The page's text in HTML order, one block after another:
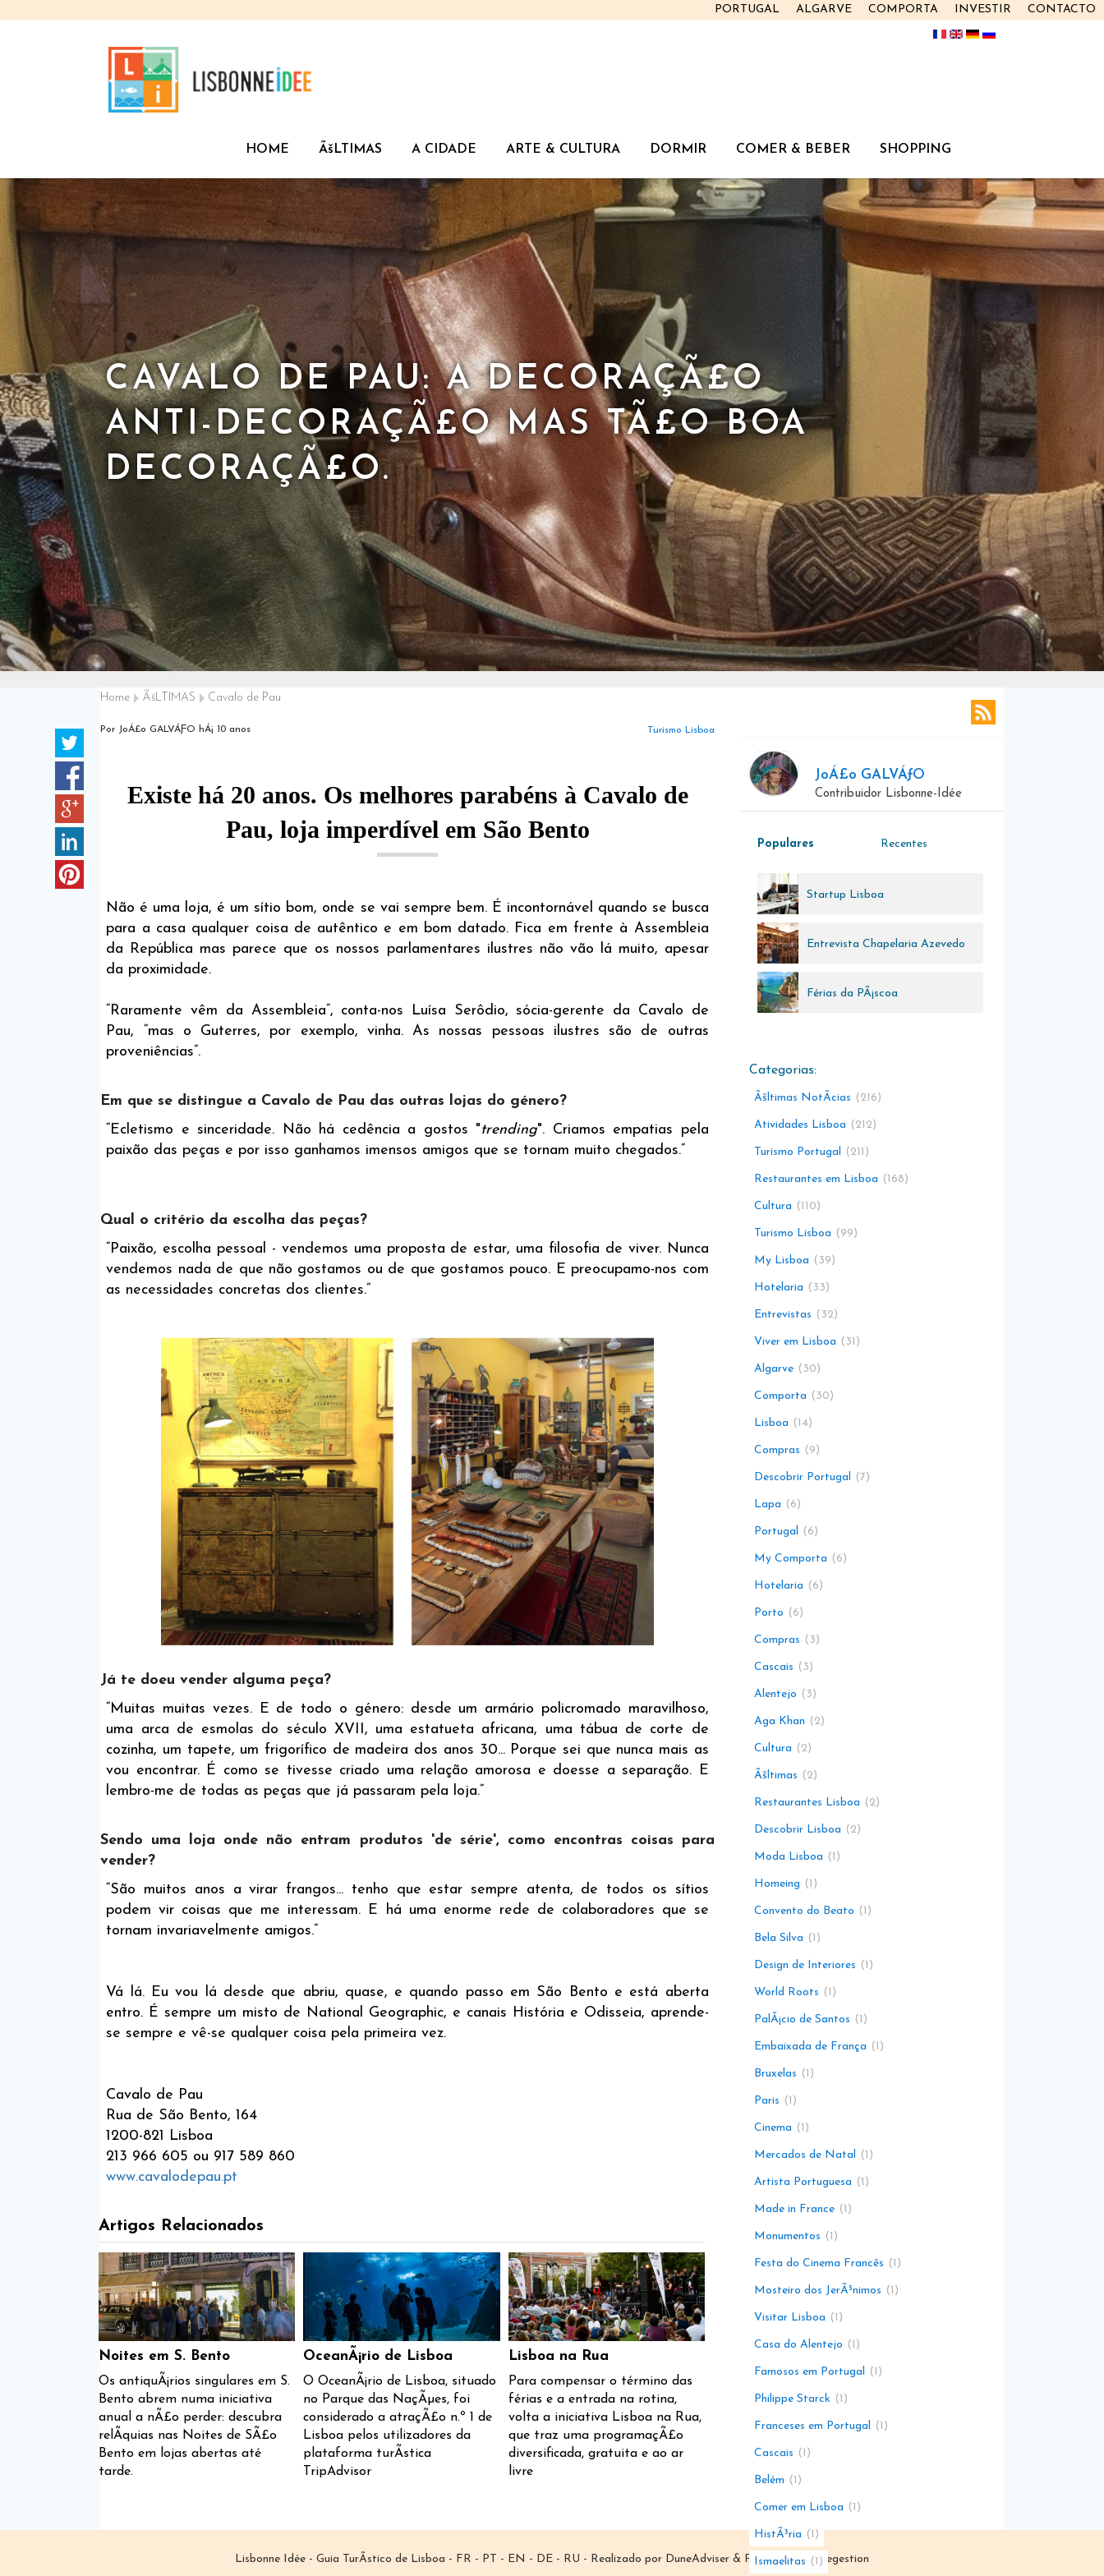
CONTACTO
INVESTIR
COMPORTA
ALGARVE
PORTUGAL
HOME ÃšLTIMAS A CIDADE ARTE & CULTURA DORMIR COMER & BEBER SHOPPING
CAVALO DE PAU: A DECORAÇÃ£O
ANTI-DECORAÇÃ£O MAS TÃ£O BOA
DECORAÇÃ£O.
Home ÃšLTIMAS Cavalo de Pau
Por JoÁ£o GALVÁƑO hÁ¡ 10 anos Turismo Lisboa
Existe há 20 anos. Os melhores parabéns à Cavalo de
Pau, loja imperdível em São Bento
Não é uma loja, é um sítio bom, onde se vai sempre bem. É incontornável quando se busca
para a casa qualquer coisa de autêntico e em bom datado. Fica em frente à Assembleia
da República mas parece que os nossos parlamentares ilustres não vão lá muito, apesar
da proximidade.
“Raramente vêm da Assembleia”, conta-nos Luísa Serôdio, sócia-gerente da Cavalo de
Pau, “mas o Guterres, por exemplo, vinha. As nossas pessoas ilustres são de outras
proveniências”.
Em que se distingue a Cavalo de Pau das outras lojas do género?
“Ecletismo e sinceridade. Não há cedência a gostos "trending". Criamos empatias pela
paixão das peças e por isso ganhamos imensos amigos que se tornam muito chegados.”
Qual o critério da escolha das peças?
“Paixão, escolha pessoal - vendemos uma proposta de estar, uma filosofia de viver. Nunca
vendemos nada de que não gostamos ou de que gostamos pouco. E preocupamo-nos com
as necessidades concretas dos clientes.”
Já te doeu vender alguma peça?
“Muitas muitas vezes. E de todo o género: desde um armário policromado maravilhoso,
uma arca de esmolas do século XVII, uma estatueta africana, uma tábua de corte de
cozinha, um tapete, um frigorífico de madeira dos anos 30... Porque sei que nunca mais as
vou encontrar. É como se tivesse criado uma relação amorosa e doesse a separação. E
lembro-me de todas as peças que já passaram pela loja.”
Sendo uma loja onde não entram produtos 'de série', como encontras coisas para
vender?
“São muitos anos a virar frangos... tenho que estar sempre atenta, de todos os sítios
podem vir coisas que me interessam. E há uma enorme rede de colaboradores que se
tornam invariavelmente amigos.”
Vá lá. Eu vou lá desde que abriu, quase, e quando passo em São Bento e está aberta
entro. É sempre um misto de National Geographic, e canais História e Odisseia, aprende-
se sempre e vê-se qualquer coisa pela primeira vez.
Cavalo de Pau
Rua de São Bento, 164
1200-821 Lisboa
213 966 605 ou 917 589 860
www.cavalodepau.pt
Artigos Relacionados
Noites em S. Bento
Os antiquÃ¡rios singulares em S.
Bento abrem numa iniciativa
anual a nÃ£o perder: descubra
relÃ­quias nas Noites de SÃ£o
Bento em lojas abertas até
tarde.
OceanÃ¡rio de Lisboa
O OceanÃ¡rio de Lisboa, situado
no Parque das NaçÃµes, foi
considerado a atraçÃ£o n.º 1 de
Lisboa pelos utilizadores da
plataforma turÃ­stica
TripAdvisor
Lisboa na Rua
Para compensar o término das
férias e a entrada na rotina,
volta a iniciativa Lisboa na Rua,
que traz uma programaçÃ£o
diversificada, gratuita e ao ar
livre
JoÁ£o GALVÁƒO
Contribuidor Lisbonne-Idée
Populares Recentes
Startup Lisboa
Entrevista Chapelaria Azevedo
Rua
Férias da PÃ¡scoa
Ãšltimas NotÃ­cias 216
Atividades Lisboa 212
Turismo Portugal 211
Restaurantes em Lisboa 168
Cultura 110
Turismo Lisboa 99
My Lisboa 39
Hotelaria 33
Entrevistas 32
Viver em Lisboa 31
Algarve 30
Comporta 30
Lisboa 14
Compras 9
Descobrir Portugal 7
Lapa 6
Portugal 6
My Comporta 6
Hotelaria 6
Porto 6
Compras 3
Cascais 3
Alentejo 3
Aga Khan 2
Cultura 2
Ãšltimas 2
Restaurantes Lisboa 2
Descobrir Lisboa 2
Moda Lisboa 1
Homeing 1
Convento do Beato 1
Bela Silva 1
Design de Interiores 1
World Roots 1
PalÃ¡cio de Santos 1
Embaixada de França 1
Bruxelas 1
Paris 1
Cinema 1
Mercados de Natal 1
Artista Portuguesa 1
Made in France 1
Monumentos 1
Festa do Cinema Francês 1
Mosteiro dos JerÃ³nimos 1
Visitar Lisboa 1
Casa do Alentejo 1
Famosos em Portugal 1
Philippe Starck 1
Franceses em Portugal 1
Cascais 1
Belém 1
Comer em Lisboa 1
HistÃ³ria 1
Ismaelitas 1
Lisbonne Idée - Guia TurÃ­stico de Lisboa - FR - PT - EN - DE - RU - Realizado por DuneAdviser & Parceiro de Dunegestion